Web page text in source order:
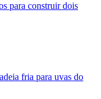
para construir dois
fria para uvas do